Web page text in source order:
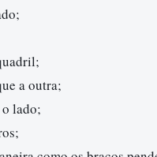
a outra;
lado;